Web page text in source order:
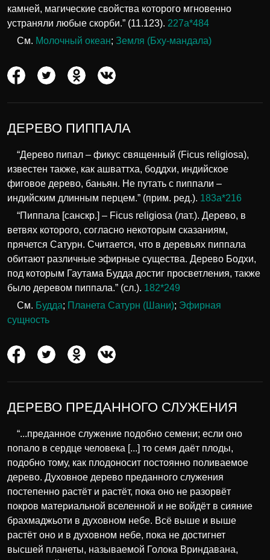
камней, магические свойства которого мгновенно
устраняли любые скорби.” (11.123). 227а*484
См. Молочный океан; Земля (Бху-мандала)
ДЕРЕВО ПИППАЛА
“Дерево пипал – фикус священный (Ficus religiosa),
известен также, как ашваттха, боддхи, индийское
фиговое дерево, баньян. Не путать с пиппали –
индийским длинным перцем.” (прим. ред.). 183а*216
“Пиппала [санскр.] – Ficus religiosa (лат.). Дерево, в
ветвях которого, согласно некоторым сказаниям,
прячется Сатурн. Считается, что в деревьях пиппала
обитают различные эфирные существа. Дерево Бодхи,
под которым Гаутама Будда достиг просветления, также
было деревом пиппала.” (сл.). 182*249
См. Будда; Планета Сатурн (Шани); Эфирная
сущность
ДЕРЕВО ПРЕДАННОГО СЛУЖЕНИЯ
“...преданное служение подобно семени; если оно
попало в сердце человека [...] то семя даёт плоды,
подобно тому, как плодоносит постоянно поливаемое
дерево. Духовное дерево преданного служения
постепенно растёт и растёт, пока оно не разорвёт
покров материальной вселенной и не войдёт в сияние
брахмаджьоти в духовном небе. Всё выше и выше
растёт оно и в духовном небе, пока не достигнет
высшей планеты, называемой Голока Вриндавана,